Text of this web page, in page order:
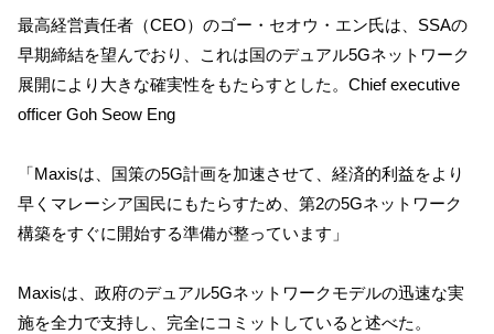
最高経営責任者（CEO）のゴー・セオウ・エン氏は、SSAの
早期締結を望んでおり、これは国のデュアル5Gネットワーク
展開により大きな確実性をもたらすとした。Chief executive
officer Goh Seow Eng
「Maxisは、国策の5G計画を加速させて、経済的利益をより
早くマレーシア国民にもたらすため、第2の5Gネットワーク
構築をすぐに開始する準備が整っています」
Maxisは、政府のデュアル5Gネットワークモデルの迅速な実
施を全力で支持し、完全にコミットしていると述べた。